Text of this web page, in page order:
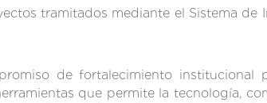
tramitados mediante el Sistema
de fortalecimiento institucional
que permite la tecnología,